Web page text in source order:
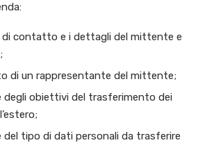
di contatto e i dettagli del mittente e
di un rappresentante del mittente;
degli obiettivi del trasferimento dei
del tipo di dati personali da trasferire